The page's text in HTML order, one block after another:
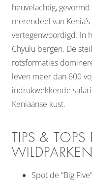
heuvelachtig,
merendeel van
vertegenwoordigd. In
Chyulu bergen. De
rotsformaties
leven meer dan 600
indrukwekkende
Keniaanse kust.
TIPS &
Spot de “Big